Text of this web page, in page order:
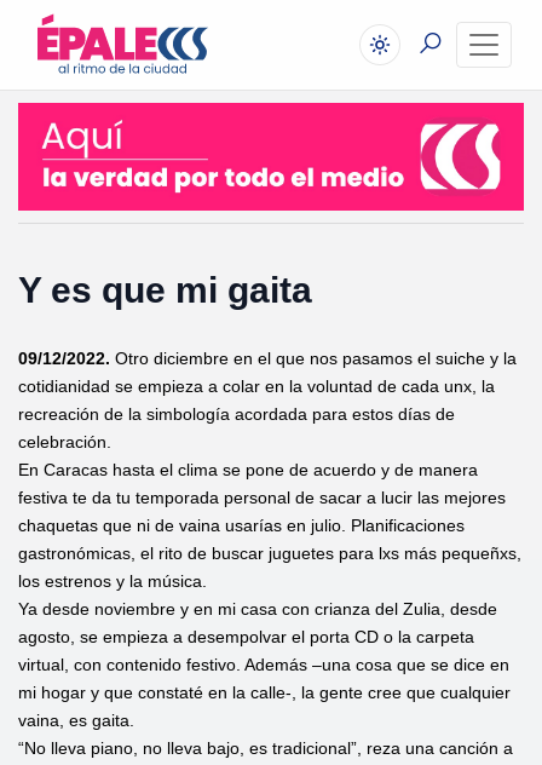
Y es que mi gaita
09/12/2022. Otro diciembre en el que nos pasamos el suiche y la
cotidianidad se empieza a colar en la voluntad de cada unx, la
recreación de la simbología acordada para estos días de
celebración.
En Caracas hasta el clima se pone de acuerdo y de manera
festiva te da tu temporada personal de sacar a lucir las mejores
chaquetas que ni de vaina usarías en julio. Planificaciones
gastronómicas, el rito de buscar juguetes para lxs más pequeñxs,
los estrenos y la música.
Ya desde noviembre y en mi casa con crianza del Zulia, desde
agosto, se empieza a desempolvar el porta CD o la carpeta
virtual, con contenido festivo. Además –una cosa que se dice en
mi hogar y que constaté en la calle-, la gente cree que cualquier
vaina, es gaita.
“No lleva piano, no lleva bajo, es tradicional”, reza una canción a